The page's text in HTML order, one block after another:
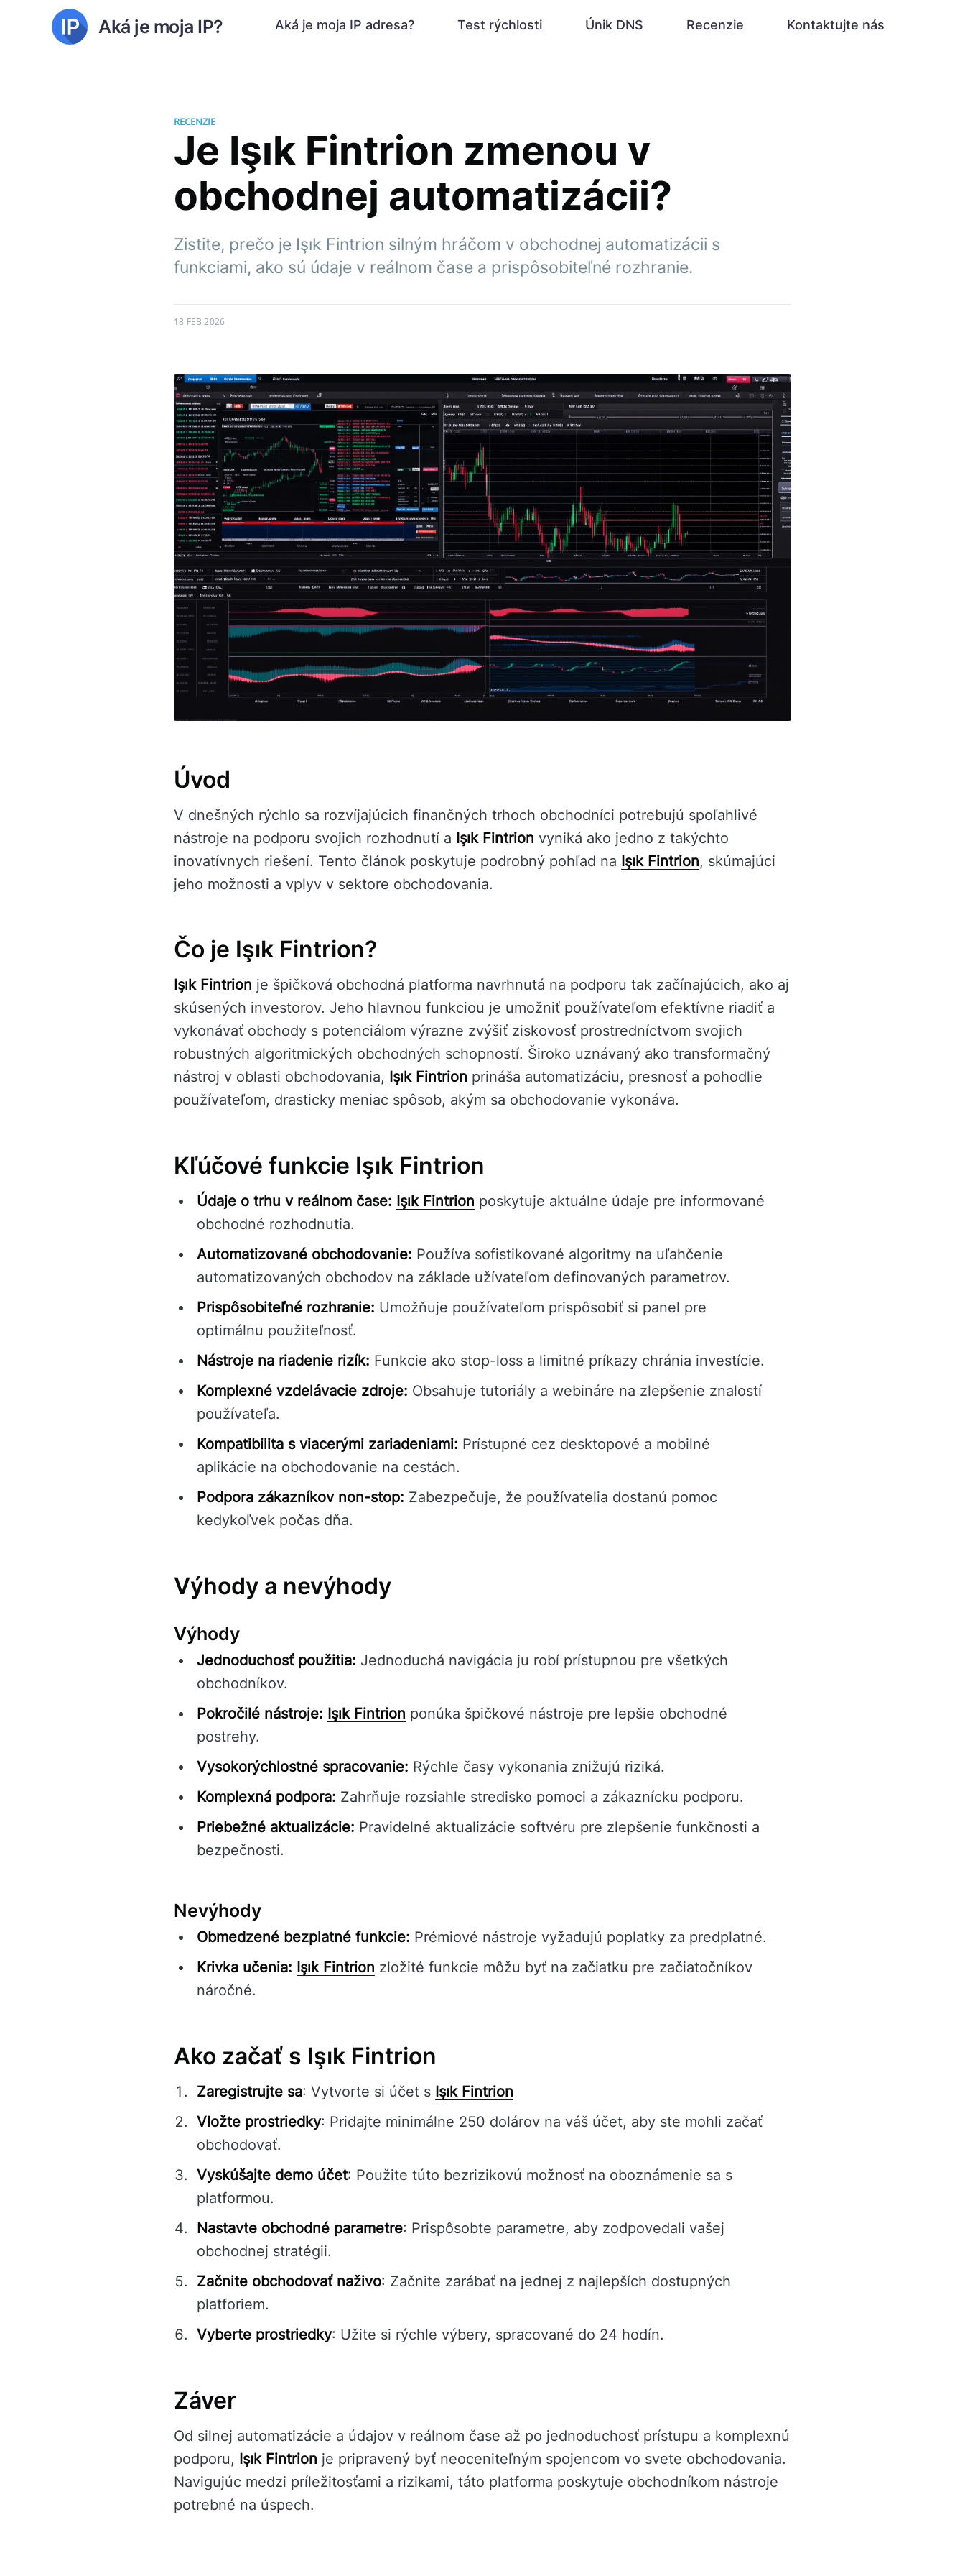
Aká je moja IP? Aká je moja IP adresa? Test rýchlosti Únik DNS Recenzie Kontaktujte nás
RECENZIE
Je Işık Fintrion zmenou v
obchodnej automatizácii?
Zistite, prečo je Işık Fintrion silným hráčom v obchodnej automatizácii s
funkciami, ako sú údaje v reálnom čase a prispôsobiteľné rozhranie.
18 FEB 2026
Úvod
V dnešných rýchlo sa rozvíjajúcich finančných trhoch obchodníci potrebujú spoľahlivé
nástroje na podporu svojich rozhodnutí a Işık Fintrion vyniká ako jedno z takýchto
inovatívnych riešení. Tento článok poskytuje podrobný pohľad na Işık Fintrion, skúmajúci
jeho možnosti a vplyv v sektore obchodovania.
Čo je Işık Fintrion?
Işık Fintrion je špičková obchodná platforma navrhnutá na podporu tak začínajúcich, ako aj
skúsených investorov. Jeho hlavnou funkciou je umožniť používateľom efektívne riadiť a
vykonávať obchody s potenciálom výrazne zvýšiť ziskovosť prostredníctvom svojich
robustných algoritmických obchodných schopností. Široko uznávaný ako transformačný
nástroj v oblasti obchodovania, Işık Fintrion prináša automatizáciu, presnosť a pohodlie
používateľom, drasticky meniac spôsob, akým sa obchodovanie vykonáva.
Kľúčové funkcie Işık Fintrion
Údaje o trhu v reálnom čase: Işık Fintrion poskytuje aktuálne údaje pre informované
obchodné rozhodnutia.
Automatizované obchodovanie: Používa sofistikované algoritmy na uľahčenie
automatizovaných obchodov na základe užívateľom definovaných parametrov.
Prispôsobiteľné rozhranie: Umožňuje používateľom prispôsobiť si panel pre
optimálnu použiteľnosť.
Nástroje na riadenie rizík: Funkcie ako stop-loss a limitné príkazy chránia investície.
Komplexné vzdelávacie zdroje: Obsahuje tutoriály a webináre na zlepšenie znalostí
používateľa.
Kompatibilita s viacerými zariadeniami: Prístupné cez desktopové a mobilné
aplikácie na obchodovanie na cestách.
Podpora zákazníkov non-stop: Zabezpečuje, že používatelia dostanú pomoc
kedykoľvek počas dňa.
Výhody a nevýhody
Výhody
Jednoduchosť použitia: Jednoduchá navigácia ju robí prístupnou pre všetkých
obchodníkov.
Pokročilé nástroje: Işık Fintrion ponúka špičkové nástroje pre lepšie obchodné
postrehy.
Vysokorýchlostné spracovanie: Rýchle časy vykonania znižujú riziká.
Komplexná podpora: Zahrňuje rozsiahle stredisko pomoci a zákaznícku podporu.
Priebežné aktualizácie: Pravidelné aktualizácie softvéru pre zlepšenie funkčnosti a
bezpečnosti.
Nevýhody
Obmedzené bezplatné funkcie: Prémiové nástroje vyžadujú poplatky za predplatné.
Krivka učenia: Işık Fintrion zložité funkcie môžu byť na začiatku pre začiatočníkov
náročné.
Ako začať s Işık Fintrion
Zaregistrujte sa: Vytvorte si účet s Işık Fintrion
Vložte prostriedky: Pridajte minimálne 250 dolárov na váš účet, aby ste mohli začať
obchodovať.
Vyskúšajte demo účet: Použite túto bezrizikovú možnosť na oboznámenie sa s
platformou.
Nastavte obchodné parametre: Prispôsobte parametre, aby zodpovedali vašej
obchodnej stratégii.
Začnite obchodovať naživo: Začnite zarábať na jednej z najlepších dostupných
platforiem.
Vyberte prostriedky: Užite si rýchle výbery, spracované do 24 hodín.
Záver
Od silnej automatizácie a údajov v reálnom čase až po jednoduchosť prístupu a komplexnú
podporu, Işık Fintrion je pripravený byť neoceniteľným spojencom vo svete obchodovania.
Navigujúc medzi príležitosťami a rizikami, táto platforma poskytuje obchodníkom nástroje
potrebné na úspech.